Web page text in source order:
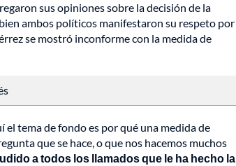
sus opiniones sobre la decisión de la
ambos políticos manifestaron su respeto por
se mostró inconforme con la medida de
el tema de fondo es por qué una medida de
que se hace, o que nos hacemos muchos
a todos los llamados que le ha hecho la